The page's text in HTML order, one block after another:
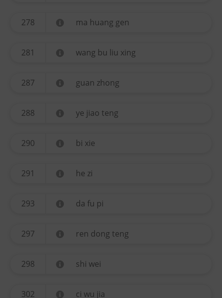
278 ma huang gen
281 wang bu liu xing
287 guan zhong
288 ye jiao teng
290 bi xie
291 he zi
293 da fu pi
297 ren dong teng
298 shi wei
302 ci wu jia